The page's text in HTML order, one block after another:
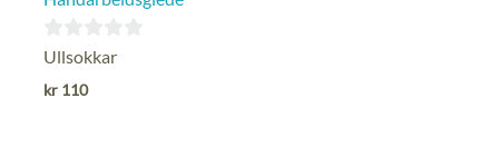
0
ut
Ullsokkar
kr 110